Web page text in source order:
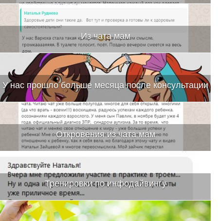
Из чата мам
У нас прошло больше месяца после консультации
Откровения из чата мам
Тренировки по инфодайвингу